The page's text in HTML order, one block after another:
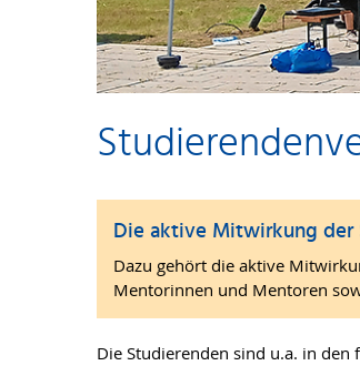
Die aktive Mitwirkung der
Dazu gehört die aktive
Mentorinnen und Mentoren
Die Studierenden sind u.a. in